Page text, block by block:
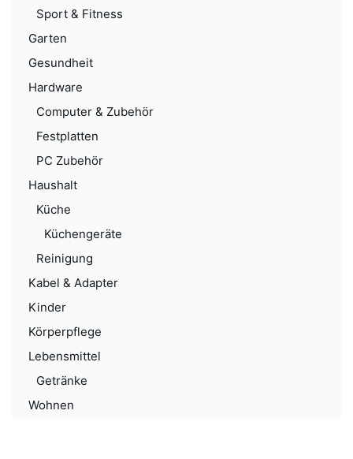
Sport & Fitness
Garten
Gesundheit
Hardware
Computer & Zubehör
Festplatten
PC Zubehör
Haushalt
Küche
Küchengeräte
Reinigung
Kabel & Adapter
Kinder
Körperpflege
Lebensmittel
Getränke
Wohnen